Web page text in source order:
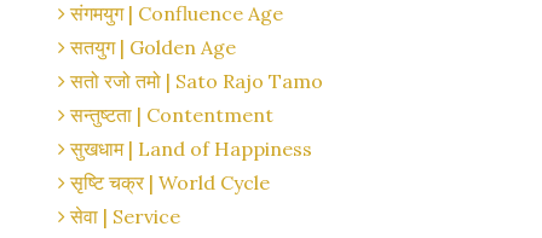
संगमयुग | Confluence Age
सतयुग | Golden Age
सतो रजो तमो | Sato Rajo Tamo
सन्तुष्टता | Contentment
सुखधाम | Land of Happiness
सृष्टि चक्र | World Cycle
सेवा | Service